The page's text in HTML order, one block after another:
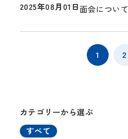
カテゴリーから選ぶ
すべて
2025年08月01日面会について
1 2